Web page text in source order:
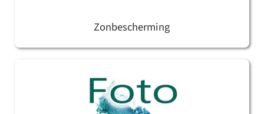
Zonbescherming